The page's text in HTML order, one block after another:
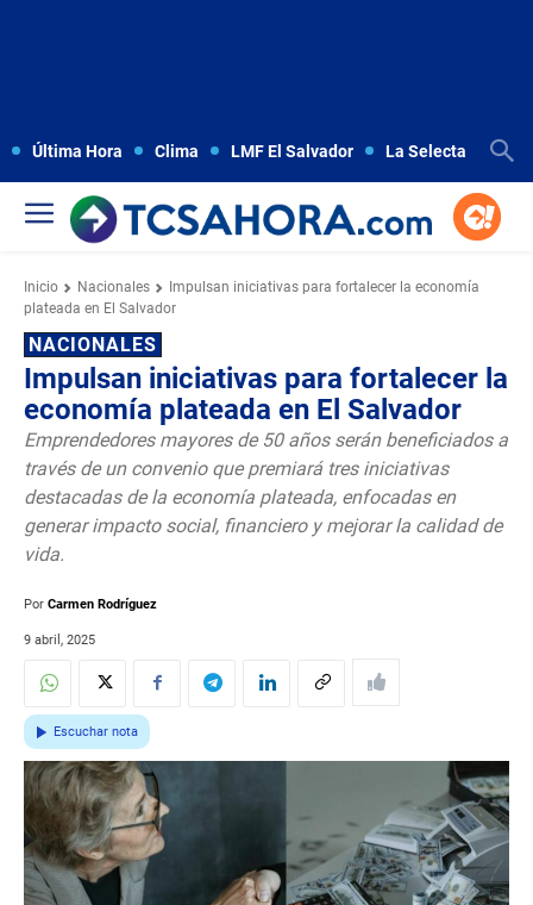
Última Hora Clima LMF El Salvador La Selecta
Inicio Nacionales
Impulsan iniciativas para fortalecer la economía
plateada en El Salvador
NACIONALES
Impulsan iniciativas para fortalecer la
economía plateada en El Salvador
Emprendedores mayores de 50 años serán beneficiados a
través de un convenio que premiará tres iniciativas
destacadas de la economía plateada, enfocadas en
generar impacto social, financiero y mejorar la calidad de
vida.
Por Carmen Rodríguez
9 abril, 2025
Escuchar nota